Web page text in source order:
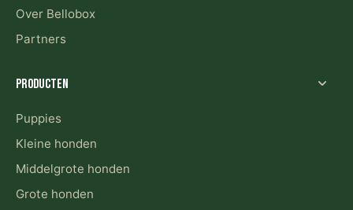
Over Bellobox
Partners
Producten
Puppies
Kleine honden
Middelgrote honden
Grote honden